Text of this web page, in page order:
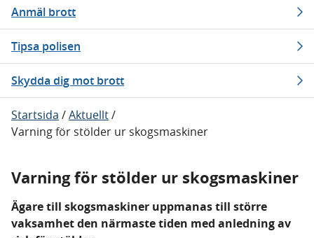
Anmäl brott
Tipsa polisen
Skydda dig mot brott
Startsida /Aktuellt/
Varning för stölder ur skogsmaskiner
Varning för stölder ur skogsmaskiner
Ägare till skogsmaskiner uppmanas till större
vaksamhet den närmaste tiden med anledning av